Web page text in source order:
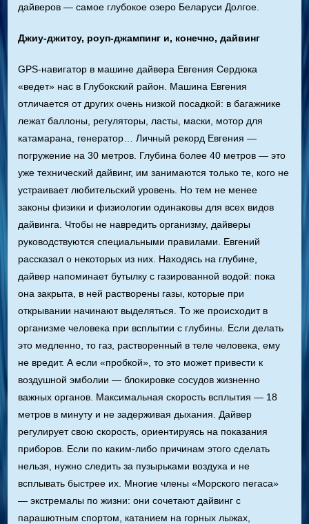
дайверов — самое глубокое озеро Беларуси Долгое.
Джиу-джитсу, роуп-джампинг и, конечно, дайвинг
GPS-навигатор в машине дайвера Евгения Сердюка
«ведет» нас в Глубокский район. Машина Евгения
отличается от других очень низкой посадкой: в багажнике
лежат баллоны, регуляторы, ласты, маски, мотор для
катамарана, генератор… Личный рекорд Евгения —
погружение на 30 метров. Глубина более 40 метров — это
уже технический дайвинг, им занимаются только те, кого не
устраивает любительский уровень. Но тем не менее
законы физики и физиологии одинаковы для всех видов
дайвинга. Чтобы не навредить организму, дайверы
руководствуются специальными правилами. Евгений
рассказал о некоторых из них. Находясь на глубине,
дайвер напоминает бутылку с газированной водой: пока
она закрыта, в ней растворены газы, которые при
открывании начинают выделяться. То же происходит в
организме человека при всплытии с глубины. Если делать
это медленно, то газ, растворенный в теле человека, ему
не вредит. А если «пробкой», то это может привести к
воздушной эмболии — блокировке сосудов жизненно
важных органов. Максимальная скорость всплытия — 18
метров в минуту и не задерживая дыхания. Дайвер
регулирует свою скорость, ориентируясь на показания
приборов. Если по каким-либо причинам этого сделать
нельзя, нужно следить за пузырьками воздуха и не
всплывать быстрее их. Многие члены «Морского пегаса»
— экстремалы по жизни: они сочетают дайвинг с
парашютным спортом, катанием на горных лыжах,